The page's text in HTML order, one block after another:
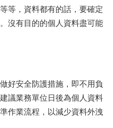
等，資料都有的話，要確定
沒有目的的個人資料盡可能
好安全防護措施，即不用負
議業務單位日後為個人資料
作業流程，以減少資料外洩